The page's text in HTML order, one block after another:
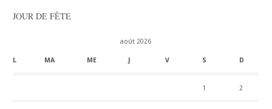
JOUR DE FÊTE
août 2026
L MA ME J V S D
1 2